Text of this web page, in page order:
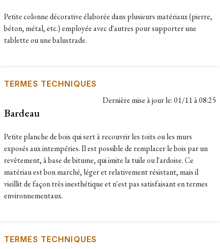
Petite colonne décorative élaborée dans plusieurs matériaux (pierre,
béton, métal, etc.) employée avec d'autres pour supporter une
tablette ou une balustrade.
TERMES TECHNIQUES
Dernière mise à jour le:01/11 à 08:25
Bardeau
Petite planche de bois qui sert à recouvrir les toits ou les murs
exposés aux intempéries. Il est possible de remplacer le bois par un
revêtement, à base de bitume, qui imite la tuile ou l'ardoise. Ce
matériau est bon marché, léger et relativement résistant, mais il
vieillit de façon très inesthétique et n'est pas satisfaisant en termes
environnementaux.
TERMES TECHNIQUES